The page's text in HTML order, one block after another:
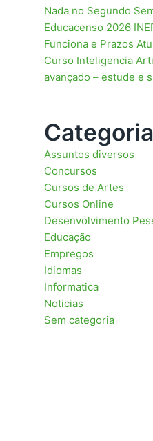
Nada no Segundo
Educacenso 2026
Funciona e Prazos
Curso Inteligencia
avançado – estude e
Assuntos diversos
Concursos
Cursos de Artes
Cursos Online
Desenvolvimento
Educação
Empregos
Idiomas
Informatica
Noticias
Sem categoria